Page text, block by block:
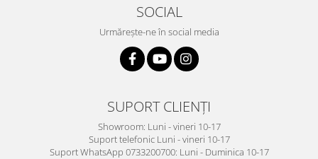
SOCIAL
Urmărește-ne în social media
SUPORT CLIENȚI
Showroom: Luni - vineri 10-17
Suport telefonic Luni - vineri 10-17
Suport WhatsApp 0733200700: Luni - Duminica 10-17